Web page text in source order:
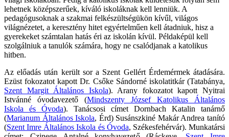
lehetnek középszerűek, kíváló iskoláknak kell lenniük. A
pedagógusoknak a szakmai felkészültségükön kívűl, világos
világnézetet, a keresztény hitet egyértelműen kell átadniuk, hisz a
gyerekeket számtalan hatás éri az iskolán kívül. Példaképül kell
szolgálniuk a tanulók számára, hogy ne csalódjanak a katolikus
hitben.
Az előadás után került sor a Szent Gellért Érdemérmek átadására.
Ezüst fokozatot kapott Dr. Csőke Sándorné iskolatitkár (Tatabánya,
Szent Margit Általános Iskola). Arany fokozatot kapott Nyitrai
Istvánné óvodavezető (Mindszenty József Katolikus Általános
Iskola és Óvoda). Tanácsosi címet Dornbach Katalin tanárnő
(Marianum Általános Iskola, Érd) Susánszkiné Makár Andrea tanító
(Szent Imre Általános Iskola és Óvoda, Székesfehérvár). Munkatársi